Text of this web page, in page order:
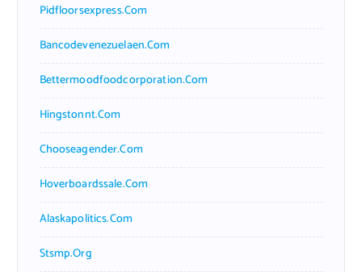
Pidfloorsexpress.com
Bancodevenezuelaen.com
Bettermoodfoodcorporation.com
Hingstonnt.com
Chooseagender.com
Hoverboardssale.com
Alaskapolitics.com
Stsmp.org